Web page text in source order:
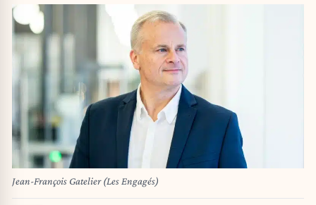
Jean-François Gatelier (Les Engagés)